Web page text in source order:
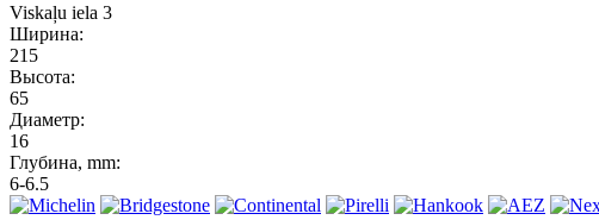
Viskaļu iela 3
Ширина:
215
Высота:
65
Диаметр:
16
Глубина, mm:
6-6.5